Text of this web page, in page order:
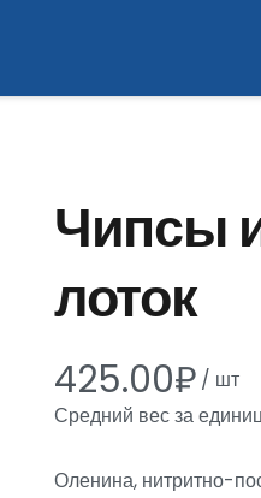
Чипсы
лоток
425.00₽ / шт
Средний вес за
Оленина, нитритно-